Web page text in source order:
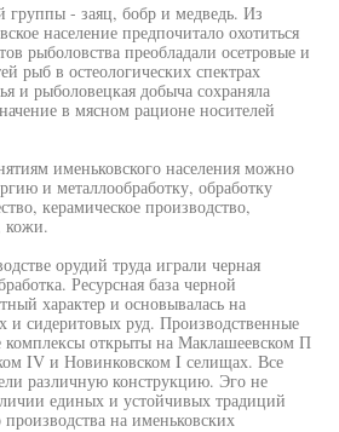
- заяц, бобр и медведь. Из
население предпочитало охотиться
рыболовства преобладали осетровые и
рыб в остеологических спектрах
и рыболовецкая добыча сохраняла
в мясном рационе носителей
именьковского населения можно
и металлообработку, обработку
керамическое производство,
кожи.
орудий труда играли черная
Ресурсная база черной
характер и основывалась на
и сидеритовых руд. Производственные
комплексы открыты на Маклашеевском П
IV и Новинковском I селищах. Все
различную конструкцию. Эго не
единых и устойчивых традиций
производства на именьковских